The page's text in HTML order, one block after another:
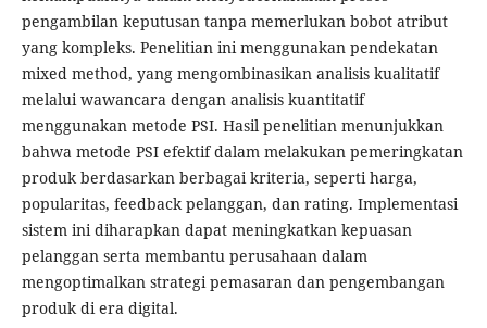
pengambilan keputusan tanpa memerlukan bobot atribut
yang kompleks. Penelitian ini menggunakan pendekatan
mixed method, yang mengombinasikan analisis kualitatif
melalui wawancara dengan analisis kuantitatif
menggunakan metode PSI. Hasil penelitian menunjukkan
bahwa metode PSI efektif dalam melakukan pemeringkatan
produk berdasarkan berbagai kriteria, seperti harga,
popularitas, feedback pelanggan, dan rating. Implementasi
sistem ini diharapkan dapat meningkatkan kepuasan
pelanggan serta membantu perusahaan dalam
mengoptimalkan strategi pemasaran dan pengembangan
produk di era digital.